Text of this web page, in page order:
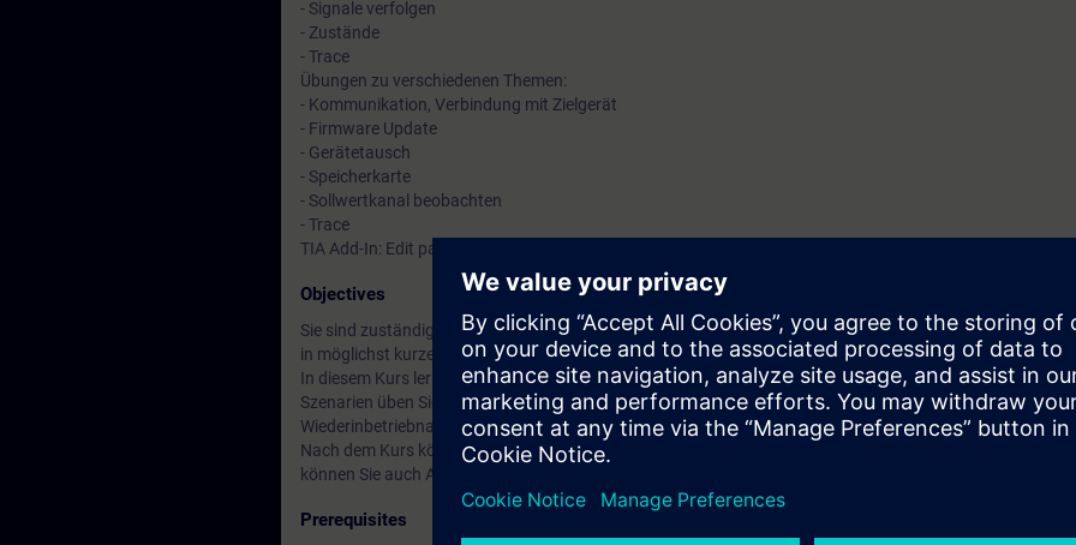
- Signale verfolgen
- Zustände
- Trace
Übungen zu verschiedenen Themen:
- Kommunikation, Verbindung mit Zielgerät
- Firmware Update
- Gerätetausch
- Speicherkarte
- Sollwertkanal beobachten
- Trace
TIA Add-In: Edit parameters in several drives
Objectives
Sie sind zuständig für den zuverlässigen Betrieb der dezentralen Antriebe SINAMICS G115D. Treten
in möglichst kurzer Zeit der Betrieb wieder aufgenommen werden.
In diesem Kurs lernen Sie den sicheren Umgang mit den Antrieben SINAMICS G115D im Fehlerfall.
Szenarien üben Sie geeignete Maßnahmen wie Datensicherung, Austausch von Komponenten und
Wiederinbetriebnahme.
Nach dem Kurs können Sie Störungen schneller beheben und deren Ursachen ermitteln. Bei Änderungen
können Sie auch Anpassungen der Parametrierung vornehmen.
Prerequisites